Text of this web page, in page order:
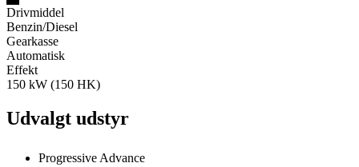
Drivmiddel
Benzin/Diesel
Gearkasse
Automatisk
Effekt
150 kW (150 HK)
Udvalgt udstyr
Progressive Advance